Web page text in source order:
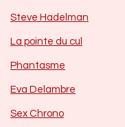
Steve Hadelman
La pointe du cul
Phantasme
Eva Delambre
Sex Chrono